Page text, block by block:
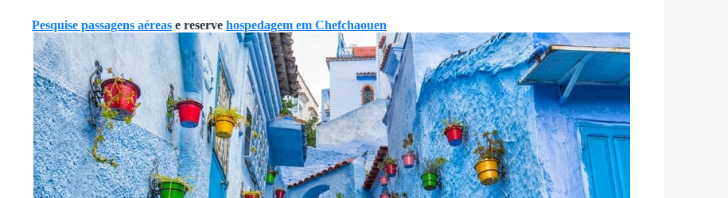
Pesquise passagens aéreas e reserve hospedagem em Chefchaouen